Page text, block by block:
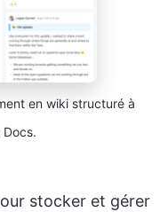
en wiki structuré à
stocker et gérer